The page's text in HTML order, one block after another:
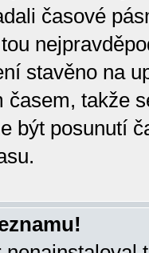
časové
stavěno na
takže
být posunutí